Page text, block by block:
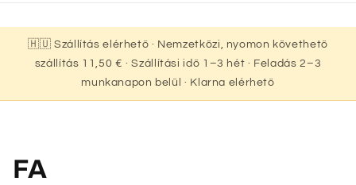
🇭🇺 Szállítás elérhető · Nemzetközi, nyomon követhető
szállítás 11,50 € · Szállítási idő 1–3 hét · Feladás 2–3
munkanapon belül · Klarna elérhető
K
FA